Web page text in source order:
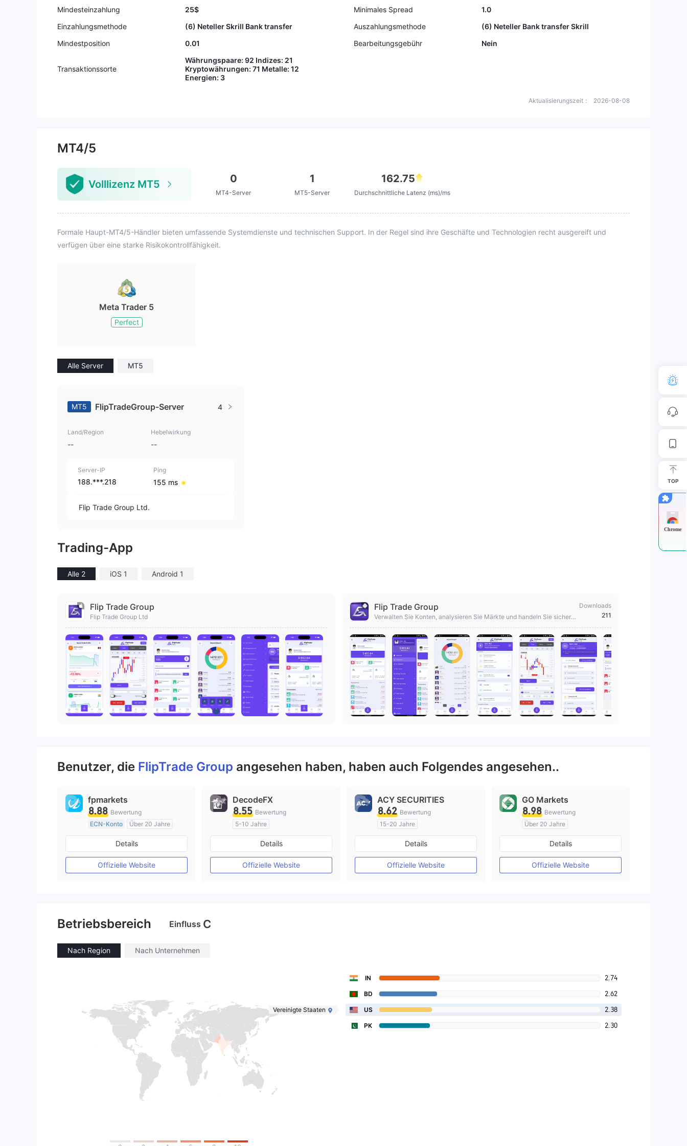
bs. Der Support antwortete: "tech
tbewerb wurden meine Anfragen
nach Überprüfung abgewiesen. U
hat sich der Makler bereit erklärt,
der Gewinnerkonten bereitzustell
en. Ich warte auf die Makler Unter
suchungsergebnisse, die bis zum
10. August 2026 fällig sind. Ich w
erde alle Screenshots und E-Mail-
Beweise veröffentlichen, falls die
Ergebnisse nicht vorgelegt werde
Gelder vollständig zurückerstatte
racht ziehe, meine Bewertung zu l
Mindesteinzahlung
25$ Minimales Spread
1.0
Einzahlungsmethode
(6) Neteller Skrill Bank transfer Auszahlungsmethode
(6) Neteller Bank transfer Skrill
Mindestposition
0.01 Bearbeitungsgebühr Nein
Transaktionssorte
Währungspaare: 92 Indizes: 21
Kryptowährungen: 71 Metalle: 12
Energien: 3
Aktualisierungszeit： 2026-08-08
MT4/5
Volllizenz MT5 0
MT4-Server
1
MT5-Server
162.75
Durchschnittliche Latenz (ms)/ms
Formale Haupt-MT4/5-Händler bieten umfassende Systemdienste und technischen Support. In der Regel sind ihre Geschäfte und Technologien recht ausgereift und
verfügen über eine starke Risikokontrollfähigkeit.
Meta Trader 5
Perfect
Alle Server MT5
MT5 FlipTradeGroup-Server 4
Land/Region
--
Hebelwirkung
--
Server-IP
188.***.218
Ping
155 ms
Flip Trade Group Ltd.
Trading-App
Alle 2 iOS 1 Android 1
Flip Trade Group
Flip Trade Group Ltd
Flip Trade Group
Verwalten Sie Konten, analysieren Sie Märkte und handeln Sie sicher
Downloads
211
Benutzer, die FlipTrade Group angesehen haben, haben auch Folgendes angesehen..
fpmarkets
8.88 Bewertung
ECN-Konto
Über 20 Jahre
AustralienRegulierung
Market Making (MM)
MT4-Volllizenz
Details
Offizielle Website
DecodeFX
8.55 Bewertung
5-10 Jahre
AustralienRegulierung
Market Making (MM)
MT4-Volllizenz
Details
Offizielle Website
ACY SECURITIES
8.62 Bewertung
15-20 Jahre
AustralienRegulierung
Market Making (MM)
MT4-Volllizenz
Details
Offizielle Website
GO Markets
8.98 Bewertung
Über 20 Jahre
AustralienRegulierung
Market Making (MM)
cTrader
Details
Offizielle Website
Betriebsbereich Einfluss C
Nach Region Nach Unternehmen
IN 2.74
BD 2.62
Vereinigte Staaten US 2.38
PK 2.30
TOP
Chrome